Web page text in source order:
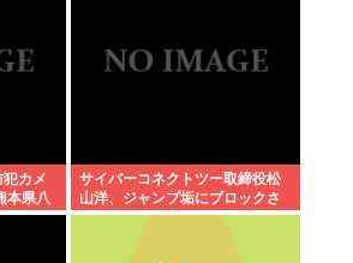
カメ
本県八
サイバーコネクトツー取締役松
山洋、ジャンプ垢にブロックさ
れてお気持ち表明。何かあった